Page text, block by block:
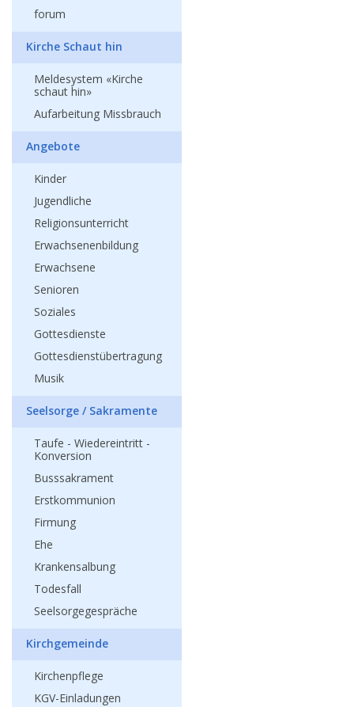
forum
Kirche Schaut hin
Meldesystem «Kirche
schaut hin»
Aufarbeitung Missbrauch
Angebote
Kinder
Jugendliche
Religionsunterricht
Erwachsenenbildung
Erwachsene
Senioren
Soziales
Gottesdienste
Gottesdienstübertragung
Musik
Seelsorge / Sakramente
Taufe - Wiedereintritt -
Konversion
Busssakrament
Erstkommunion
Firmung
Ehe
Krankensalbung
Todesfall
Seelsorgegespräche
Kirchgemeinde
Kirchenpflege
KGV-Einladungen